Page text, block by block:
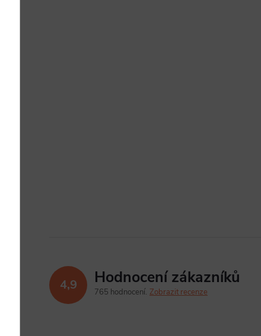
4,9 Hodnocení zákazníků
765 hodnocení Zobrazit recenze